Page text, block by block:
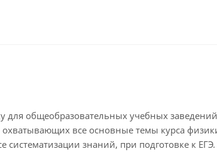
для общеобразовательных учебных
все основные темы курса
систематизации знаний, при подготовке к